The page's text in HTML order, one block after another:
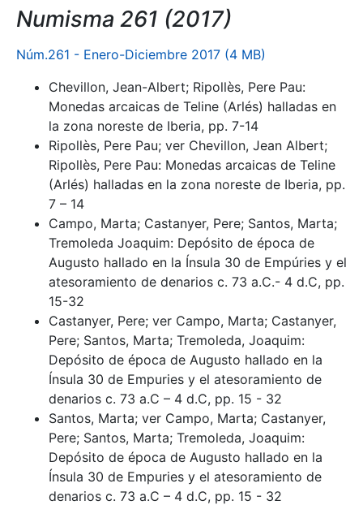
Numisma 261 (2017)
Núm.261 - Enero-Diciembre 2017 (4 MB)
Chevillon, Jean-Albert; Ripollès, Pere Pau:
Monedas arcaicas de Teline (Arlés) halladas en
la zona noreste de Iberia, pp. 7-14
Ripollès, Pere Pau; ver Chevillon, Jean Albert;
Ripollès, Pere Pau: Monedas arcaicas de Teline
(Arlés) halladas en la zona noreste de Iberia, pp.
7 – 14
Campo, Marta; Castanyer, Pere; Santos, Marta;
Tremoleda Joaquim: Depósito de época de
Augusto hallado en la Ínsula 30 de Empúries y el
atesoramiento de denarios c. 73 a.C.- 4 d.C, pp.
15-32
Castanyer, Pere; ver Campo, Marta; Castanyer,
Pere; Santos, Marta; Tremoleda, Joaquim:
Depósito de época de Augusto hallado en la
Ínsula 30 de Empuries y el atesoramiento de
denarios c. 73 a.C – 4 d.C, pp. 15 - 32
Santos, Marta; ver Campo, Marta; Castanyer,
Pere; Santos, Marta; Tremoleda, Joaquim:
Depósito de época de Augusto hallado en la
Ínsula 30 de Empuries y el atesoramiento de
denarios c. 73 a.C – 4 d.C, pp. 15 - 32